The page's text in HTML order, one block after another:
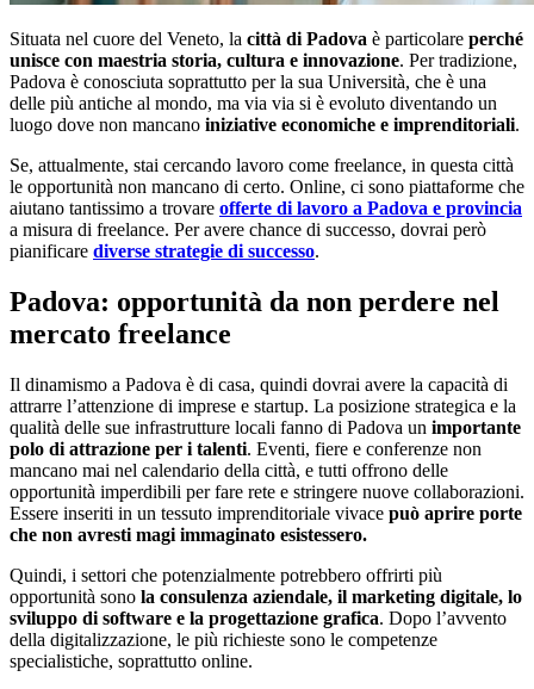
Situata nel cuore del Veneto, la città di Padova è particolare perché
unisce con maestria storia, cultura e innovazione. Per tradizione,
Padova è conosciuta soprattutto per la sua Università, che è una
delle più antiche al mondo, ma via via si è evoluto diventando un
luogo dove non mancano iniziative economiche e imprenditoriali.
Se, attualmente, stai cercando lavoro come freelance, in questa città
le opportunità non mancano di certo. Online, ci sono piattaforme che
aiutano tantissimo a trovare offerte di lavoro a Padova e provincia
a misura di freelance. Per avere chance di successo, dovrai però
pianificare diverse strategie di successo.
Padova: opportunità da non perdere nel
mercato freelance
Il dinamismo a Padova è di casa, quindi dovrai avere la capacità di
attrarre l’attenzione di imprese e startup. La posizione strategica e la
qualità delle sue infrastrutture locali fanno di Padova un importante
polo di attrazione per i talenti. Eventi, fiere e conferenze non
mancano mai nel calendario della città, e tutti offrono delle
opportunità imperdibili per fare rete e stringere nuove collaborazioni.
Essere inseriti in un tessuto imprenditoriale vivace può aprire porte
che non avresti magi immaginato esistessero.
Quindi, i settori che potenzialmente potrebbero offrirti più
opportunità sono la consulenza aziendale, il marketing digitale, lo
sviluppo di software e la progettazione grafica. Dopo l’avvento
della digitalizzazione, le più richieste sono le competenze
specialistiche, soprattutto online.